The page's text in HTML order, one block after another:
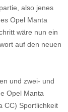
also jenes
Opel Manta
wäre nun ein
auf den neuen
und zwei- und
Opel Manta
CC) Sportlichkeit